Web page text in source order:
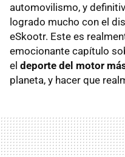
automovilismo, y
logrado mucho con el
eSkootr. Este es
emocionante capítulo
el deporte del motor
planeta, y hacer que